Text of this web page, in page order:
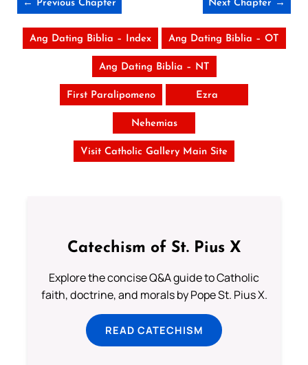
← Previous Chapter Next Chapter →
Ang Dating Biblia – Index Ang Dating Biblia – OT
Ang Dating Biblia – NT
First Paralipomeno Ezra
Nehemias
Visit Catholic Gallery Main Site
Catechism of St. Pius X
Explore the concise Q&A guide to Catholic
faith, doctrine, and morals by Pope St. Pius X.
READ CATECHISM